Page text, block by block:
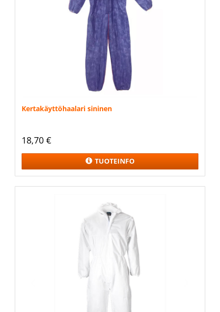
Kertakäyttöhaalari sininen
18,70 €
TUOTEINFO